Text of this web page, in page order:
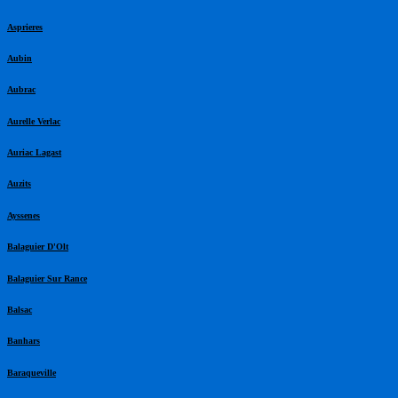
Asprieres
Aubin
Aubrac
Aurelle Verlac
Auriac Lagast
Auzits
Ayssenes
Balaguier D'Olt
Balaguier Sur Rance
Balsac
Banhars
Baraqueville